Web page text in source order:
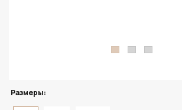
Размеры: